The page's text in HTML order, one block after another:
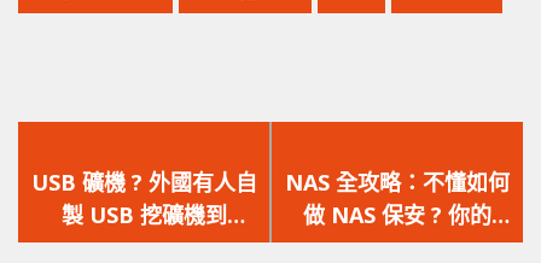
一
篇
文
USB 礦機 ? 外國有人自
製 USB 挖礦機到
Starbucks 偷電挖礦
一
篇
文
NAS 全攻略：不懂如何
做 NAS 保安 ? 你的
NAS 保安主管